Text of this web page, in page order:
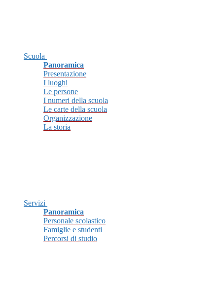
Scuola
Panoramica
Presentazione
I luoghi
Le persone
I numeri della scuola
Le carte della scuola
Organizzazione
La storia
Servizi
Panoramica
Personale scolastico
Famiglie e studenti
Percorsi di studio